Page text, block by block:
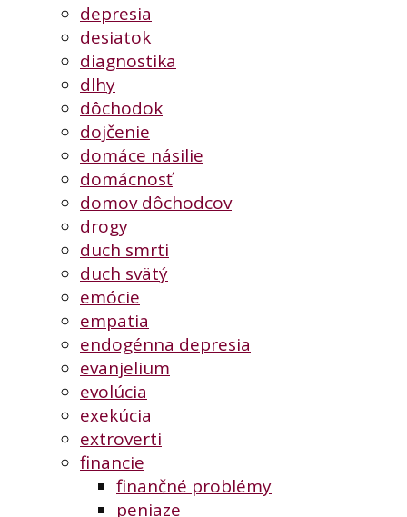
depresia
desiatok
diagnostika
dlhy
dôchodok
dojčenie
domáce násilie
domácnosť
domov dôchodcov
drogy
duch smrti
duch svätý
emócie
empatia
endogénna depresia
evanjelium
evolúcia
exekúcia
extroverti
financie
finančné problémy
peniaze